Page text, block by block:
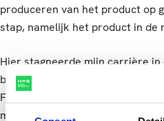
produceren van het product op
stap, namelijk het product in de
Hier stagneerde mijn carrière
bij HAS green academy, maar nu
Food Innovation. Ik vond dit aan
maar nu zeven jaar later sta ik